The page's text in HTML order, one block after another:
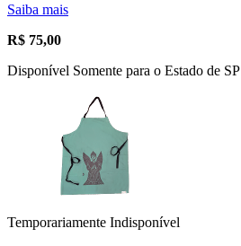
Saiba mais
R$ 75,00
Disponível Somente para o Estado de SP
Temporariamente Indisponível